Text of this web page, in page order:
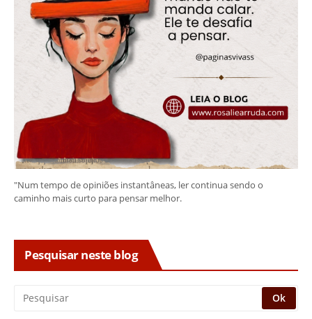
"Num tempo de opiniões instantâneas, ler continua sendo o
caminho mais curto para pensar melhor.
Pesquisar neste blog